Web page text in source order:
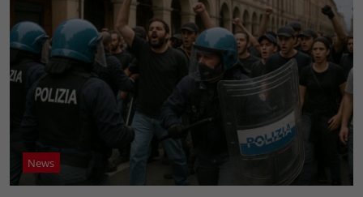
News